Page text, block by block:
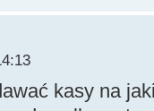
kasy na